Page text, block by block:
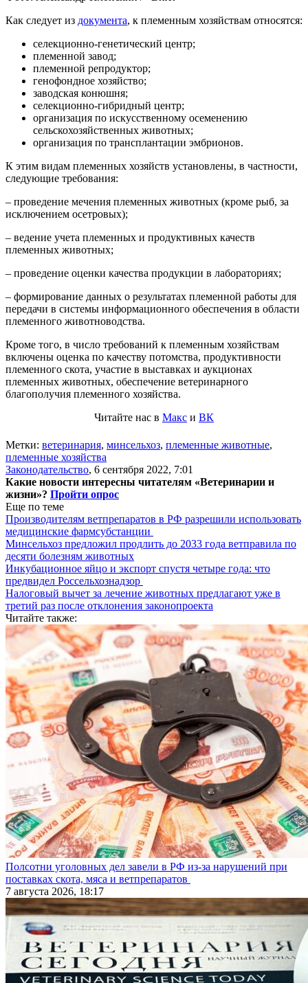
Как следует из документа, к племенным хозяйствам относятся:
селекционно-генетический центр;
племенной завод;
племенной репродуктор;
генофондное хозяйство;
заводская конюшня;
селекционно-гибридный центр;
организация по искусственному осеменению
сельскохозяйственных животных;
организация по трансплантации эмбрионов.
К этим видам племенных хозяйств установлены, в частности,
следующие требования:
– проведение мечения племенных животных (кроме рыб, за
исключением осетровых);
– ведение учета племенных и продуктивных качеств
племенных животных;
– проведение оценки качества продукции в лабораториях;
– формирование данных о результатах племенной работы для
передачи в системы информационного обеспечения в области
племенного животноводства.
Кроме того, в число требований к племенным хозяйствам
включены оценка по качеству потомства, продуктивности
племенного скота, участие в выставках и аукционах
племенных животных, обеспечение ветеринарного
благополучия племенного хозяйства.
Читайте нас в Макс и ВК
Метки: ветеринария, минсельхоз, племенные животные,
племенные хозяйства
Законодательство, 6 сентября 2022, 7:01
Какие новости интересны читателям «Ветеринарии и
жизни»? Пройти опрос
Еще по теме
Производителям ветпрепаратов в РФ разрешили использовать
медицинские фармсубстанции
Минсельхоз предложил продлить до 2033 года ветправила по
десяти болезням животных
Инкубационное яйцо и экспорт спустя четыре года: что
предвидел Россельхознадзор
Налоговый вычет за лечение животных предлагают уже в
третий раз после отклонения законопроекта
Читайте также:
Полсотни уголовных дел завели в РФ из-за нарушений при
поставках скота, мяса и ветпрепаратов
7 августа 2026, 18:17